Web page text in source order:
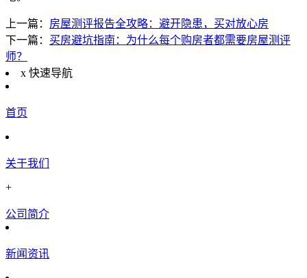
上一篇： 房屋测评报告全攻略：避开隐患，买对放心房
下一篇： 买房避坑指南：为什么每个购房者都需要房屋测评
师？
x 快速导航
首页
关于我们
+
公司简介
新闻资讯